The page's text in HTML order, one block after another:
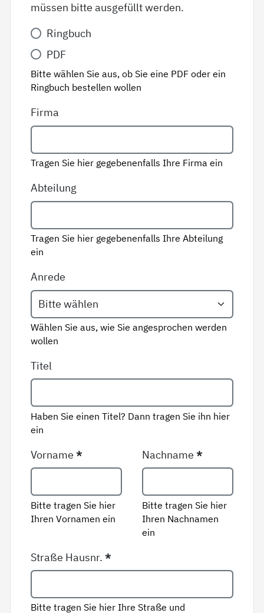
müssen bitte ausgefüllt werden.
Variante*
Ringbuch
PDF
Bitte wählen Sie aus, ob Sie eine PDF oder ein
Ringbuch bestellen wollen
Firma
Tragen Sie hier gegebenenfalls Ihre Firma ein
Abteilung
Tragen Sie hier gegebenenfalls Ihre Abteilung
ein
Anrede
Wählen Sie aus, wie Sie angesprochen werden
wollen
Titel
Haben Sie einen Titel? Dann tragen Sie ihn hier
ein
Vorname*
Bitte tragen Sie hier
Ihren Vornamen ein
Nachname*
Bitte tragen Sie hier
Ihren Nachnamen
ein
Straße Hausnr.*
Bitte tragen Sie hier Ihre Straße und